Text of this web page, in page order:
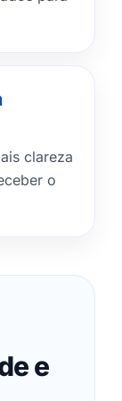
clareza
o
e